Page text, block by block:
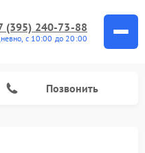
(395) 240-73-88
с 10:00 до 20:00
Позвонить